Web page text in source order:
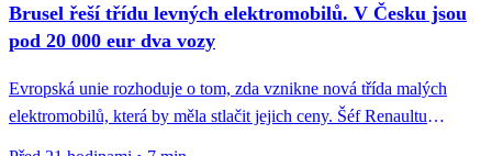
Brusel řeší třídu levných elektromobilů. V Česku jsou
pod 20 000 eur dva vozy
Evropská unie rozhoduje o tom, zda vznikne nová třída malých
elektromobilů, která by měla stlačit jejich ceny. Šéf Renaultu